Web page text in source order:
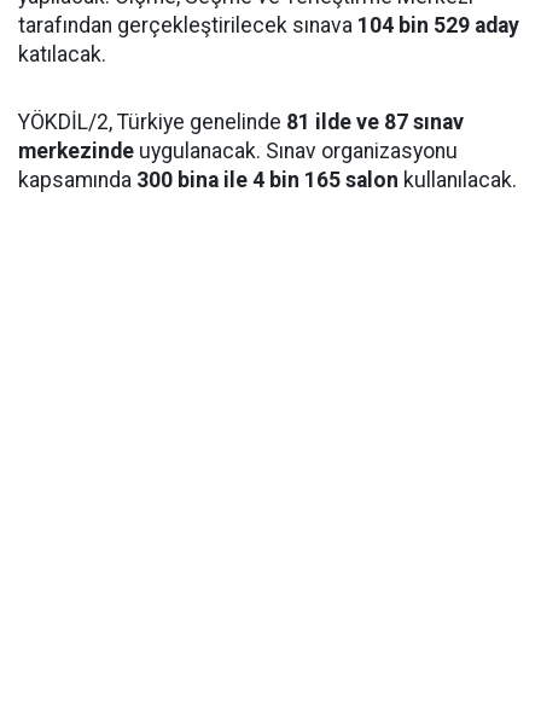
tarafından gerçekleştirilecek sınava 104 bin 529 aday
katılacak.
YÖKDİL/2, Türkiye genelinde 81 ilde ve 87 sınav
merkezinde uygulanacak. Sınav organizasyonu
kapsamında 300 bina ile 4 bin 165 salon kullanılacak.